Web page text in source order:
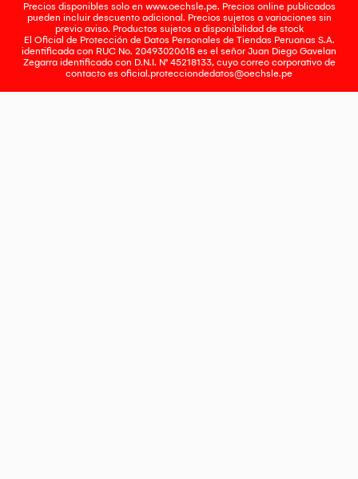
Precios disponibles solo en www.oechsle.pe. Precios online publicados
pueden incluir descuento adicional. Precios sujetos a variaciones sin
previo aviso. Productos sujetos a disponibilidad de stock
El Oficial de Protección de Datos Personales de Tiendas Peruanas S.A.
identificada con RUC No. 20493020618 es el señor Juan Diego Gavelan
Zegarra identificado con D.N.I. N° 45218133, cuyo correo corporativo de
contacto es oficial.protecciondedatos@oechsle.pe